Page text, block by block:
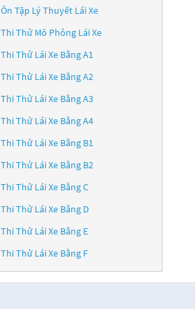
Ôn Tập Lý Thuyết Lái Xe
Thi Thử Mô Phỏng Lái Xe
Thi Thử Lái Xe Bằng A1
Thi Thử Lái Xe Bằng A2
Thi Thử Lái Xe Bằng A3
Thi Thử Lái Xe Bằng A4
Thi Thử Lái Xe Bằng B1
Thi Thử Lái Xe Bằng B2
Thi Thử Lái Xe Bằng C
Thi Thử Lái Xe Bằng D
Thi Thử Lái Xe Bằng E
Thi Thử Lái Xe Bằng F